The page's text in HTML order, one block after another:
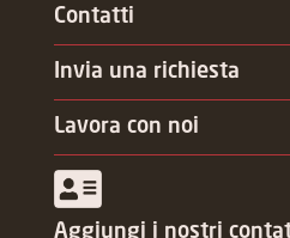
Contatti
Invia una richiesta
Lavora con noi
Aggiungi i nostri